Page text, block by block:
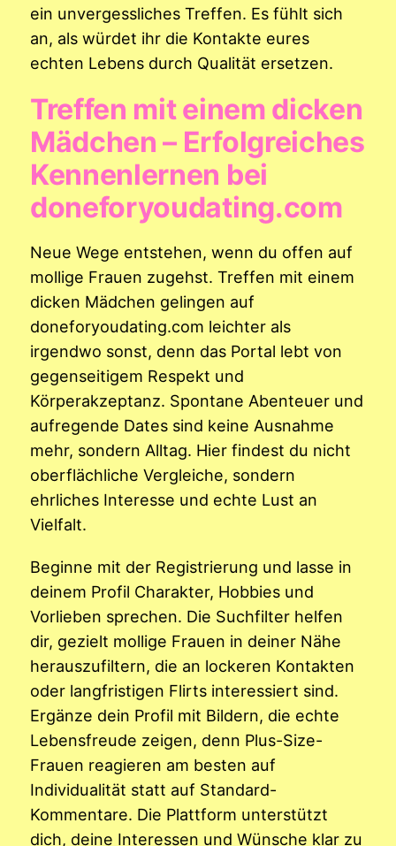
ein unvergessliches Treffen. Es fühlt sich
an, als würdet ihr die Kontakte eures
echten Lebens durch Qualität ersetzen.
Treffen mit einem dicken
Mädchen – Erfolgreiches
Kennenlernen bei
doneforyoudating.com
Neue Wege entstehen, wenn du offen auf
mollige Frauen zugehst. Treffen mit einem
dicken Mädchen gelingen auf
doneforyoudating.com leichter als
irgendwo sonst, denn das Portal lebt von
gegenseitigem Respekt und
Körperakzeptanz. Spontane Abenteuer und
aufregende Dates sind keine Ausnahme
mehr, sondern Alltag. Hier findest du nicht
oberflächliche Vergleiche, sondern
ehrliches Interesse und echte Lust an
Vielfalt.
Beginne mit der Registrierung und lasse in
deinem Profil Charakter, Hobbies und
Vorlieben sprechen. Die Suchfilter helfen
dir, gezielt mollige Frauen in deiner Nähe
herauszufiltern, die an lockeren Kontakten
oder langfristigen Flirts interessiert sind.
Ergänze dein Profil mit Bildern, die echte
Lebensfreude zeigen, denn Plus-Size-
Frauen reagieren am besten auf
Individualität statt auf Standard-
Kommentare. Die Plattform unterstützt
dich, deine Interessen und Wünsche klar zu